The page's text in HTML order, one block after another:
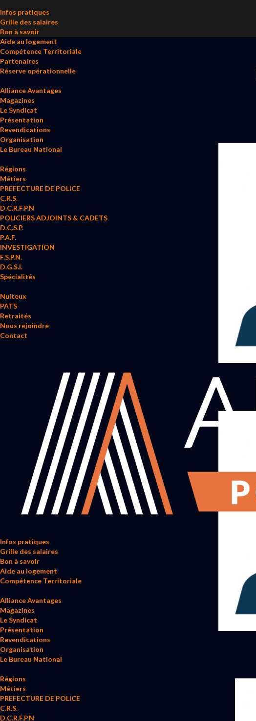
Infos pratiques
Grille des salaires
Bon à savoir
Aide au logement
Compétence Territoriale
Partenaires
Réserve opérationnelle
Alliance Avantages
Magazines
Le Syndicat
Présentation
Revendications
Organisation
Le Bureau National
Régions
Métiers
PREFECTURE DE POLICE
C.R.S.
D.C.R.F.P.N
POLICIERS ADJOINTS & CADETS
D.C.S.P.
P.A.F.
INVESTIGATION
F.S.P.N.
D.G.S.I.
Spécialités
Nuiteux
PATS
Retraités
Nous rejoindre
Contact
Infos pratiques
Grille des salaires
Bon à savoir
Aide au logement
Compétence Territoriale
Alliance Avantages
Magazines
Le Syndicat
Présentation
Revendications
Organisation
Le Bureau National
Régions
Métiers
PREFECTURE DE POLICE
C.R.S.
D.C.R.F.P.N